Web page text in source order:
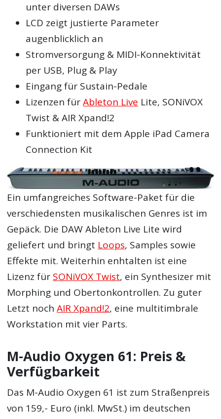
unter diversen DAWs
LCD zeigt justierte Parameter
augenblicklich an
Stromversorgung & MIDI-Konnektivität
per USB, Plug & Play
Eingang für Sustain-Pedale
Lizenzen fürAbleton Live Lite, SONiVOX
Twist & AIR Xpand!2
Funktioniert mit dem Apple iPad Camera
Connection Kit
Ein umfangreiches Software-Paket für die
verschiedensten musikalischen Genres ist im
Gepäck. Die DAW Ableton Live Lite wird
geliefert und bringt Loops, Samples sowie
Effekte mit. Weiterhin enhtalten ist eine
Lizenz für SONiVOX Twist, ein Synthesizer mit
Morphing und Obertonkontrollen. Zu guter
Letzt nochAIR Xpand!2, eine multitimbrale
Workstation mit vier Parts.
M-Audio Oxygen 61: Preis &
Verfügbarkeit
Das M-Audio Oxygen 61 ist zum Straßenpreis
von 159,- Euro (inkl. MwSt.) im deutschen